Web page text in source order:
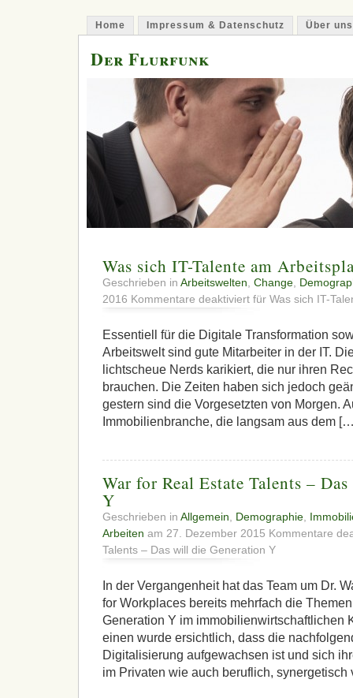
Home Impressum & Datenschutz Über uns
Der Flurfunk
Was sich IT-Talente am
Geschrieben in Arbeitswelten Change
2016 Kommentare deaktiviert für Was sich IT-
Essentiell für die Digitale Transformation
Arbeitswelt sind gute Mitarbeiter in der IT.
lichtscheue Nerds karikiert, die nur ihren
brauchen. Die Zeiten haben sich jedoch
gestern sind die Vorgesetzten von Morgen.
Immobilienbranche, die langsam aus dem
War for Real Estate Talents –
Y
Geschrieben in Allgemein Demographie
Arbeiten am 27. Dezember 2015 Kommentare
Talents – Das will die Generation Y
In der Vergangenheit hat das Team um Dr.
for Workplaces bereits mehrfach die
Generation Y im immobilienwirtschaftlichen
einen wurde ersichtlich, dass die
Digitalisierung aufgewachsen ist und sich
im Privaten wie auch beruflich,